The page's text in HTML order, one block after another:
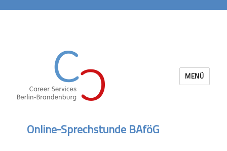
MENÜ
Online-Sprechstunde BAföG